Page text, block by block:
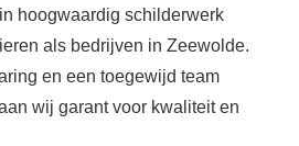
hoogwaardig schilderwerk
als bedrijven in Zeewolde.
en een toegewijd team
wij garant voor kwaliteit en